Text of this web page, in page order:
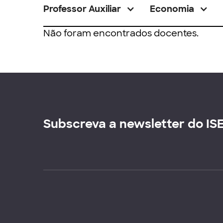
Professor Auxiliar Economia
Não foram encontrados docentes.
Subscreva a newsletter do